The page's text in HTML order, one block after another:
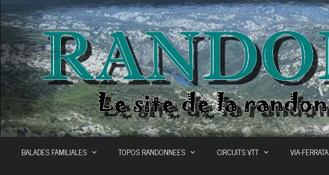
Aller
au
contenu
BALADES FAMILIALES TOPOS RANDONNEES CIRCUITS VTT VIA-FERRATA